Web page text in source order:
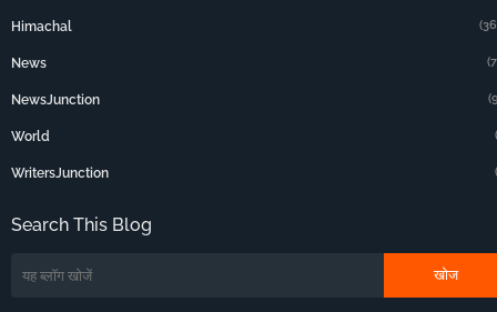
Himachal
News
NewsJunction
World
WritersJunction
Search This Blog